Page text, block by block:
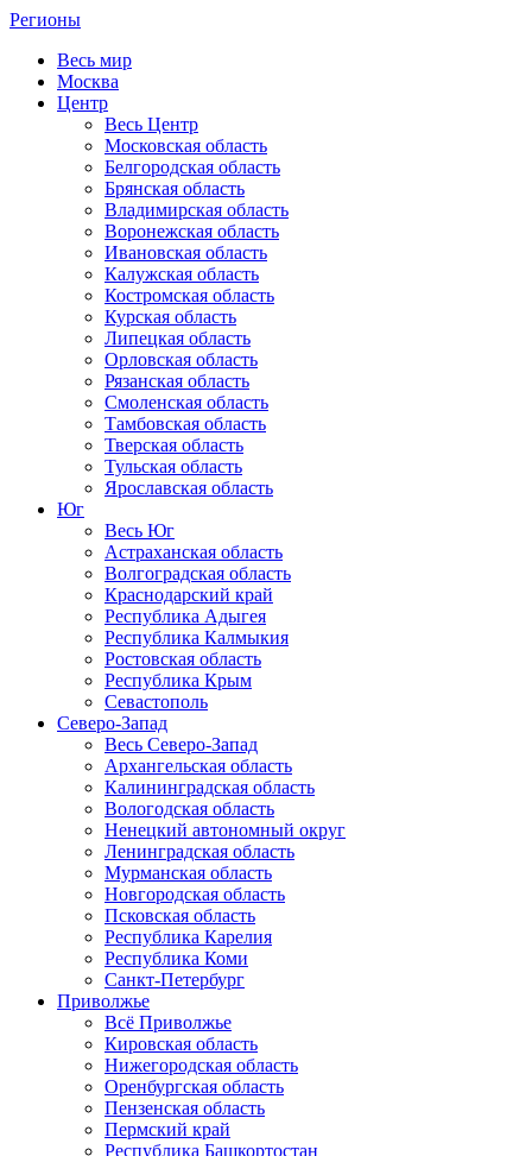
Регионы
Весь мир
Москва
Центр
Весь Центр
Московская область
Белгородская область
Брянская область
Владимирская область
Воронежская область
Ивановская область
Калужская область
Костромская область
Курская область
Липецкая область
Орловская область
Рязанская область
Смоленская область
Тамбовская область
Тверская область
Тульская область
Ярославская область
Юг
Весь Юг
Астраханская область
Волгоградская область
Краснодарский край
Республика Адыгея
Республика Калмыкия
Ростовская область
Республика Крым
Севастополь
Северо-Запад
Весь Северо-Запад
Архангельская область
Калининградская область
Вологодская область
Ненецкий автономный округ
Ленинградская область
Мурманская область
Новгородская область
Псковская область
Республика Карелия
Республика Коми
Санкт-Петербург
Приволжье
Всё Приволжье
Кировская область
Нижегородская область
Оренбургская область
Пензенская область
Пермский край
Республика Башкортостан